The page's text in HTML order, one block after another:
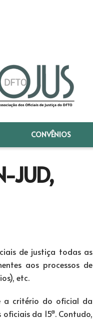
CONVÊNIOS
JUD,
de justiça todas as
aos processos de
etc.
a critério do oficial da
da 15ª. Contudo,